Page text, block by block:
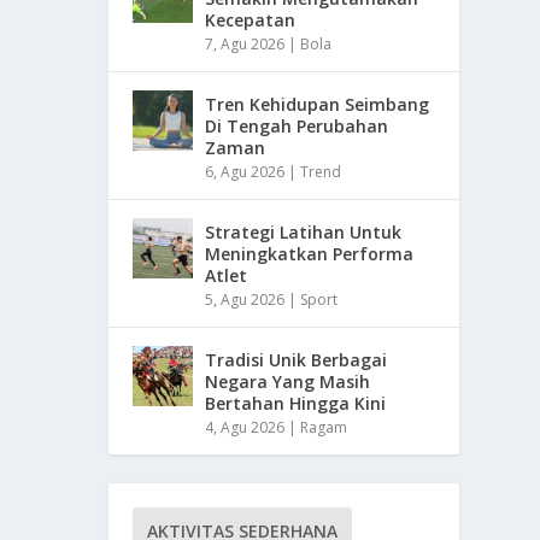
Kecepatan
7, Agu 2026 | Bola
Tren Kehidupan Seimbang
Di Tengah Perubahan
Zaman
6, Agu 2026 |Trend
Strategi Latihan Untuk
Meningkatkan Performa
Atlet
5, Agu 2026 | Sport
Tradisi Unik Berbagai
Negara Yang Masih
Bertahan Hingga Kini
4, Agu 2026 | Ragam
AKTIVITAS SEDERHANA